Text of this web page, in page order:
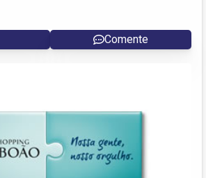
Comente